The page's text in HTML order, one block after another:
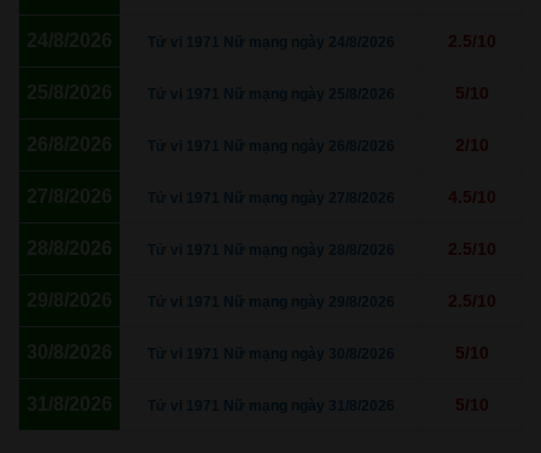
24/8/2026 Tử vi 1971 Nữ mạng ngày 24/8/2026 2.5/10
25/8/2026 Tử vi 1971 Nữ mạng ngày 25/8/2026 5/10
26/8/2026 Tử vi 1971 Nữ mạng ngày 26/8/2026 2/10
27/8/2026 Tử vi 1971 Nữ mạng ngày 27/8/2026 4.5/10
28/8/2026 Tử vi 1971 Nữ mạng ngày 28/8/2026 2.5/10
29/8/2026 Tử vi 1971 Nữ mạng ngày 29/8/2026 2.5/10
30/8/2026 Tử vi 1971 Nữ mạng ngày 30/8/2026 5/10
31/8/2026 Tử vi 1971 Nữ mạng ngày 31/8/2026 5/10